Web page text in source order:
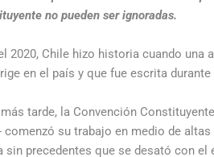
no pueden ser ignoradas.
2020, Chile hizo historia cuando
en el país y que fue escrita
tarde, la Convención
comenzó su trabajo en medio de
precedentes que se desató con el